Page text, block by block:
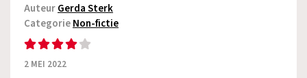
AuteurGerda Sterk
CategorieNon-fictie
2 MEI 2022